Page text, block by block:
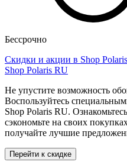
Бессрочно
Скидки и акции в Shop
Shop Polaris RU
Не упустите возможность
Воспользуйтесь
Shop Polaris RU.
сэкономьте на своих
получайте лучшие
Перейти к скидке